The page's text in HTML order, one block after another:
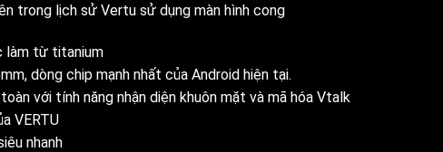
trong lịch sử Vertu sử dụng màn hình cong
làm từ titanium
dòng chip mạnh nhất của Android hiện tại.
với tính năng nhận diện khuôn mặt và mã hóa Vtalk
VERTU
nhanh